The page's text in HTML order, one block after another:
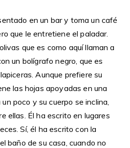
en un bar y toma un café
que le entretiene el paladar.
que es como aquí llaman a
un bolígrafo negro, que es
Aunque prefiere su
las hojas apoyadas en una
poco y su cuerpo se inclina,
ellas. Él ha escrito en lugares
Sí, él ha escrito con la
baño de su casa, cuando no